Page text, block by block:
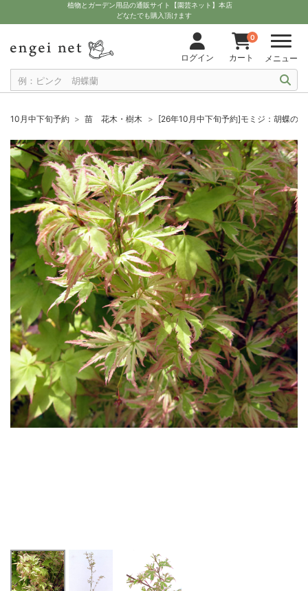
植物とガーデン用品の通販サイト【園芸ネット】本店
どなたでも購入頂けます
ログイン
0
カート メニュー
10月中下旬予約 苗 花木・樹木 [26年10月中下旬予約]モミジ：胡蝶の